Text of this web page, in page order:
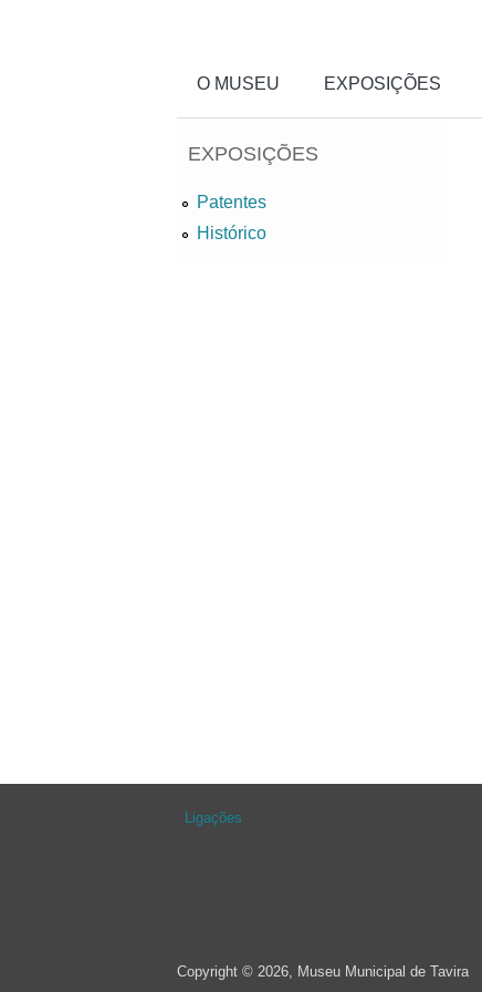
O MUSEU EXPOSIÇÕES
EXPOSIÇÕES
Patentes
Histórico
Ligações
Copyright © 2026, Museu Municipal de Tavira